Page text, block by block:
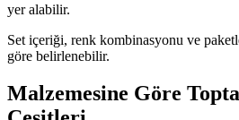
yer alabilir.
Set içeriği, renk kombinasyonu ve
göre belirlenebilir.
Malzemesine Göre